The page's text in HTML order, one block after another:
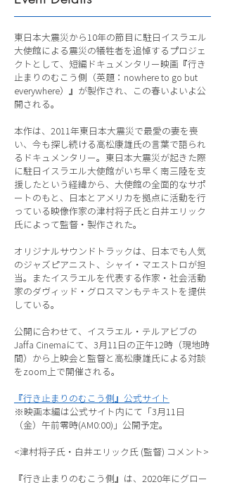
東日本大震災から10年の節目に駐日イスラエル
大使館による震災の犠牲者を追悼するプロジェ
クトとして、短編ドキュメンタリー映画『行き
止まりのむこう側（英題：nowhere to go but
everywhere）』が製作され、この春いよいよ公
開される。
本作は、2011年東日本大震災で最愛の妻を喪
い、今も探し続ける高松康雄氏の言葉で語られ
るドキュメンタリー。東日本大震災が起きた際
に駐日イスラエル大使館がいち早く南三陸を支
援したという経緯から、大使館の全面的なサポ
ートのもと、日本とアメリカを拠点に活動を行
っている映像作家の津村将子氏と白井エリック
氏によって監督・製作された。
オリジナルサウンドトラックは、日本でも人気
のジャズピアニスト、シャイ・マエストロが担
当。またイスラエルを代表する作家・社会活動
家のダヴィッド・グロスマンもテキストを提供
している。
公開に合わせて、イスラエル・テルアビブの
Jaffa Cinemaにて、3月11日の正午12時（現地時
間）から上映会と監督と高松康雄氏による対談
をzoom上で開催される。
『行き止まりのむこう側』公式サイト
※映画本編は公式サイト内にて「3月11日
（金）午前零時(AM0:00)」公開予定。
<津村将子氏・白井エリック氏 (監督) コメント>
『行き止まりのむこう側』は、2020年にグロー